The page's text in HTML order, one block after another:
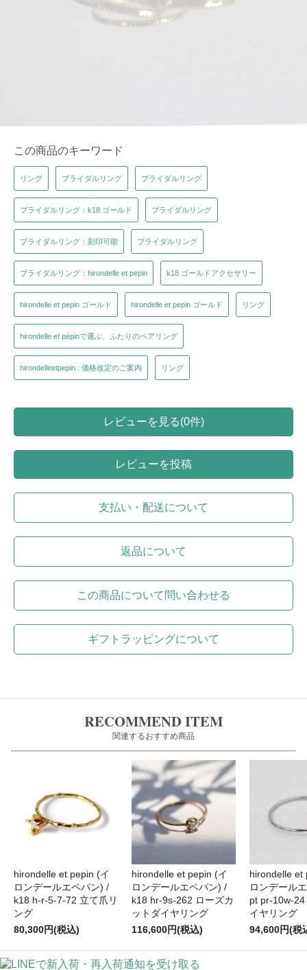
この商品のキーワード
リング ブライダルリング ブライダルリング
ブライダルリング：k18 ゴールド ブライダルリング
ブライダルリング：刻印可能 ブライダルリング
ブライダルリング：hirondelle et pepin k18 ゴールドアクセサリー
hirondelle et pepin ゴールド hirondelle et pepin ゴールド リング
hirondelle et pépinで選ぶ、ふたりのペアリング
hirondelleetpepin : 価格改定のご案内 リング
レビューを見る(0件)
レビューを投稿
支払い・配送について
返品について
この商品について問い合わせる
ギフトラッピングについて
RECOMMEND ITEM
関連するおすすめ商品
hirondelle et pepin (イ
ロンデールエペパン) /
k18 h-r-5-7-72 立て爪リ
ング
80,300円(税込)
hirondelle et pepin (イ
ロンデールエペパン) /
k18 hr-9s-262 ローズカ
ットダイヤリング
116,600円(税込)
hirondelle et
ロンデール
pt pr-10w-24
イヤリング
94,600円(税